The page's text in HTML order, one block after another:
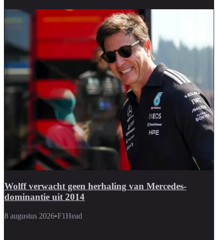
Wolff verwacht geen herhaling van Mercedes-
dominantie uit 2014
8 augustus 2026•F1Head